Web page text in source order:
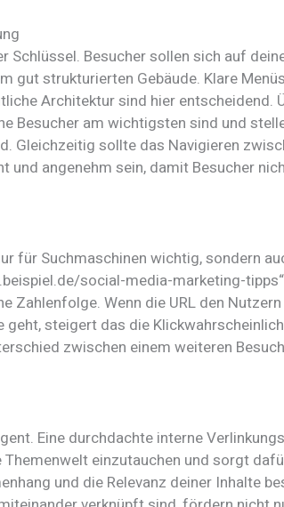
Schlüssel. Besucher sollen sich auf
gut strukturierten Gebäude. Klare
Architektur sind hier entscheidend.
Besucher am wichtigsten sind und
Gleichzeitig sollte das Navigieren
und angenehm sein, damit Besucher
für Suchmaschinen wichtig, sondern
social-media-marketing-
Zahlenfolge. Wenn die URL den
steigert das die
zwischen einem weiteren
Eine durchdachte interne
einzutauchen und sorgt
und die Relevanz deiner Inhalte